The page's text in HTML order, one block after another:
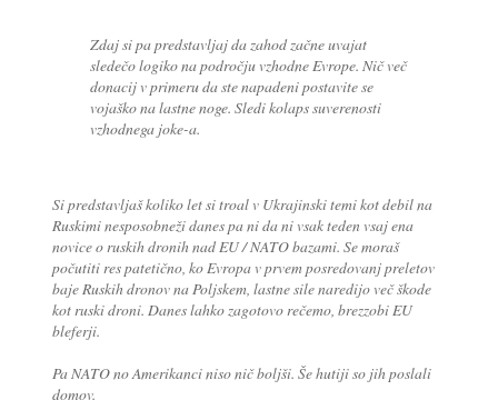
Zdaj si pa predstavljaj da zahod začne uvajat
sledečo logiko na področju vzhodne Evrope. Nič več
donacij v primeru da ste napadeni postavite se
vojaško na lastne noge. Sledi kolaps suverenosti
vzhodnega joke-a.
Si predstavljaš koliko let si troal v Ukrajinski temi kot debil na
Ruskimi nesposobneži danes pa ni da ni vsak teden vsaj ena
novice o ruskih dronih nad EU / NATO bazami. Se moraš
počutiti res patetično, ko Evropa v prvem posredovanj preletov
baje Ruskih dronov na Poljskem, lastne sile naredijo več škode
kot ruski droni. Danes lahko zagotovo rečemo, brezzobi EU
bleferji.
Pa NATO no Amerikanci niso nič boljši. Še hutiji so jih poslali
domov.